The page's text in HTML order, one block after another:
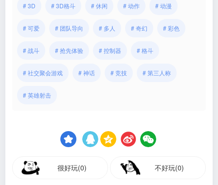
# 3D # 3D格斗 # 休闲 # 动作 # 动漫
# 可爱 # 团队导向 # 多人 # 奇幻 # 彩色
# 战斗 # 抢先体验 # 控制器 # 格斗
# 社交聚会游戏 # 神话 # 竞技 # 第三人称
# 英雄射击
很好玩(0) 不好玩(0)